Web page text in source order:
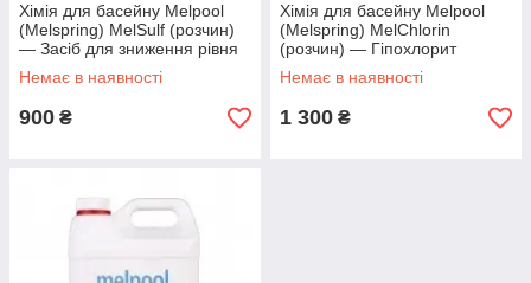
Хімія для басейну Melpool
(Melspring) MelSulf (розчин)
— Засіб для зниження рівня
pH, рідина, 30 л
Немає в наявності
900 ₴
Хімія для басейну Melpool
(Melspring) MelChlorin
(розчин) — Гіпохлорит
натрію стабілізова, рідина, 30
л
Немає в наявності
1 300 ₴